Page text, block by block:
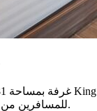
للمسافرين من رجال الأعمال الذين يحتاجون إلى مساند مريحة.